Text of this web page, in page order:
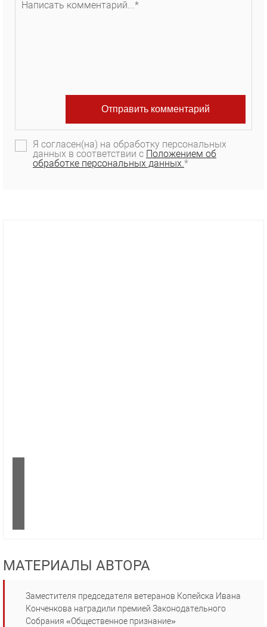
Я согласен(на) на обработку персональных
данных в соответствии с Положением об
обработке персональных данных.*
МАТЕРИАЛЫ АВТОРА
Заместителя председателя ветеранов Копейска Ивана
Конченкова наградили премией Законодательного
Собрания «Общественное признание»